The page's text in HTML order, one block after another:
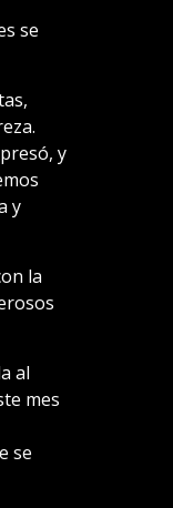
se
y
y
la
al
mes
se